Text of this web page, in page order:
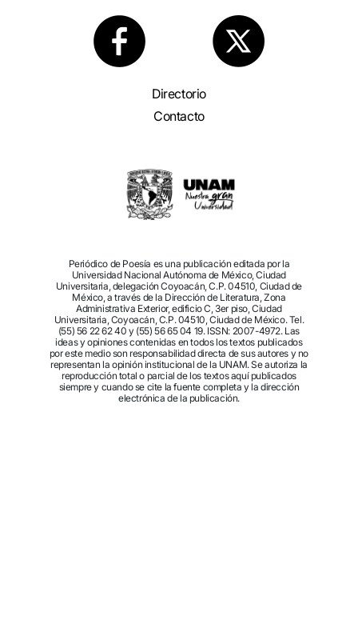
Directorio
Contacto
Periódico de Poesía es una publicación editada por la
Universidad Nacional Autónoma de México, Ciudad
Universitaria, delegación Coyoacán, C.P. 04510, Ciudad de
México, a través de la Dirección de Literatura, Zona
Administrativa Exterior, edificio C, 3er piso, Ciudad
Universitaria, Coyoacán, C.P. 04510, Ciudad de México. Tel.
(55) 56 22 62 40 y (55) 56 65 04 19. ISSN: 2007-4972. Las
ideas y opiniones contenidas en todos los textos publicados
por este medio son responsabilidad directa de sus autores y no
representan la opinión institucional de la UNAM. Se autoriza la
reproducción total o parcial de los textos aquí publicados
siempre y cuando se cite la fuente completa y la dirección
electrónica de la publicación.